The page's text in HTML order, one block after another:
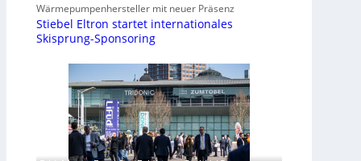
Wärmepumpenhersteller mit neuer Präsenz
Stiebel Eltron startet internationales
Skisprung-Sponsoring